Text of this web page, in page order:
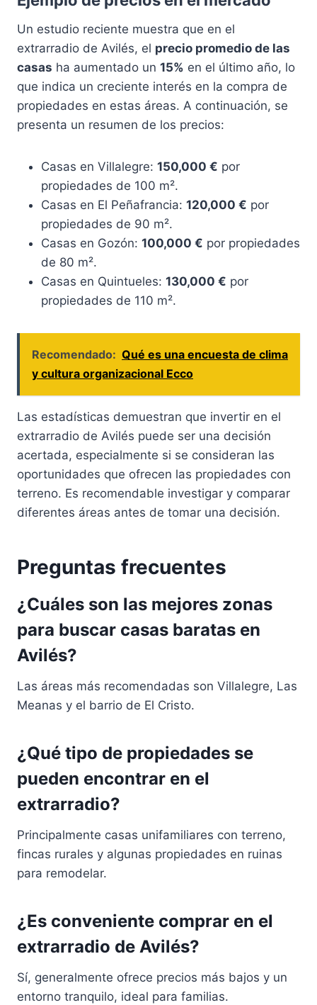
Un estudio reciente muestra que en el
extrarradio de Avilés, el precio promedio de las
casas ha aumentado un 15% en el último año, lo
que indica un creciente interés en la compra de
propiedades en estas áreas. A continuación, se
presenta un resumen de los precios:
Casas en Villalegre: 150,000 € por
propiedades de 100 m².
Casas en El Peñafrancia: 120,000 € por
propiedades de 90 m².
Casas en Gozón: 100,000 € por propiedades
de 80 m².
Casas en Quintueles: 130,000 € por
propiedades de 110 m².
Recomendado: Qué es una encuesta de clima
y cultura organizacional Ecco
Las estadísticas demuestran que invertir en el
extrarradio de Avilés puede ser una decisión
acertada, especialmente si se consideran las
oportunidades que ofrecen las propiedades con
terreno. Es recomendable investigar y comparar
diferentes áreas antes de tomar una decisión.
Preguntas frecuentes
¿Cuáles son las mejores zonas
para buscar casas baratas en
Avilés?
Las áreas más recomendadas son Villalegre, Las
Meanas y el barrio de El Cristo.
¿Qué tipo de propiedades se
pueden encontrar en el
extrarradio?
Principalmente casas unifamiliares con terreno,
fincas rurales y algunas propiedades en ruinas
para remodelar.
¿Es conveniente comprar en el
extrarradio de Avilés?
Sí, generalmente ofrece precios más bajos y un
entorno tranquilo, ideal para familias.